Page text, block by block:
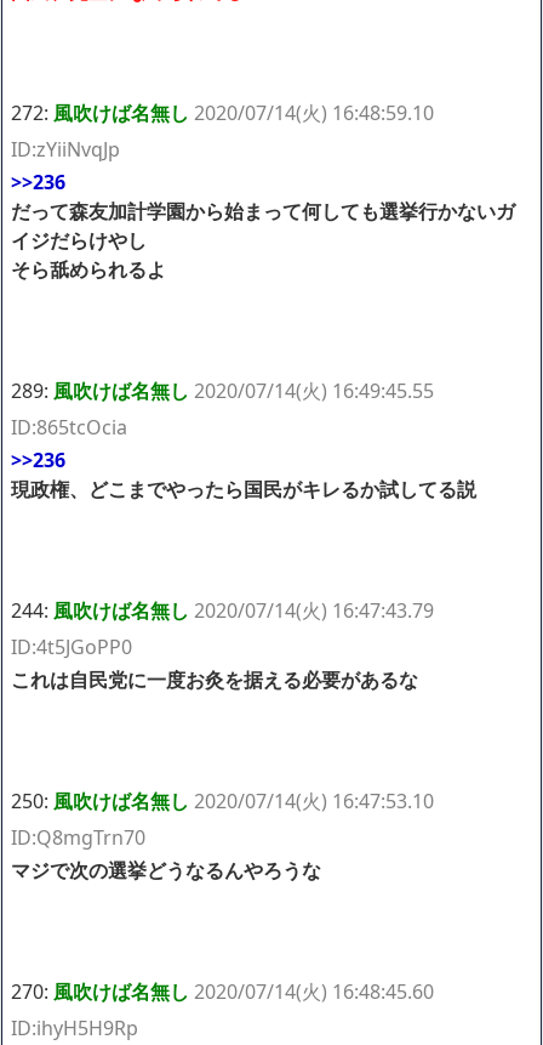
272: 風吹けば名無し 2020/07/14(火) 16:48:59.10
ID:zYiiNvqJp
>>236
だって森友加計学園から始まって何しても選挙行かないガ
イジだらけやし
そら舐められるよ
289: 風吹けば名無し 2020/07/14(火) 16:49:45.55
ID:865tcOcia
>>236
現政権、どこまでやったら国民がキレるか試してる説
244: 風吹けば名無し 2020/07/14(火) 16:47:43.79
ID:4t5JGoPP0
これは自民党に一度お灸を据える必要があるな
250: 風吹けば名無し 2020/07/14(火) 16:47:53.10
ID:Q8mgTrn70
マジで次の選挙どうなるんやろうな
270: 風吹けば名無し 2020/07/14(火) 16:48:45.60
ID:ihyH5H9Rp